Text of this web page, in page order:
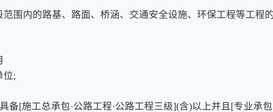
围内的路基、路面、桥涵、交通安全设施、环保工程等工程
位;
备[施工总承包·公路工程·公路工程三级](含)以上并且[专业承